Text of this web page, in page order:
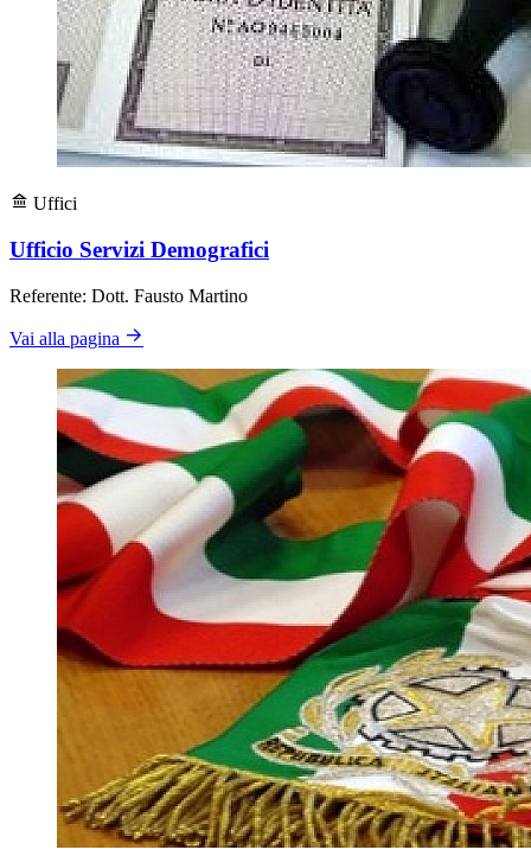
Uffici
Ufficio Servizi Demografici
Referente: Dott. Fausto Martino
Vai alla pagina